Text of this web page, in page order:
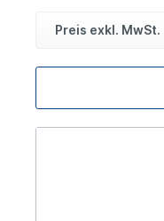
Preis exkl. MwSt.